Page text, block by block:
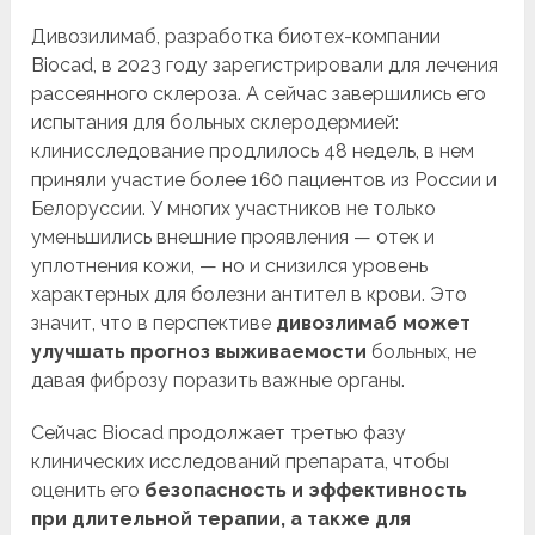
Дивозилимаб, разработка биотех-компании
Biocad, в 2023 году зарегистрировали для лечения
рассеянного склероза. А сейчас завершились его
испытания для больных склеродермией:
клинисследование продлилось 48 недель, в нем
приняли участие более 160 пациентов из России и
Белоруссии. У многих участников не только
уменьшились внешние проявления — отек и
уплотнения кожи, — но и снизился уровень
характерных для болезни антител в крови. Это
значит, что в перспективе дивозлимаб может
улучшать прогноз выживаемости больных, не
давая фиброзу поразить важные органы.
Сейчас Biocad продолжает третью фазу
клинических исследований препарата, чтобы
оценить его безопасность и эффективность
при длительной терапии, а также для